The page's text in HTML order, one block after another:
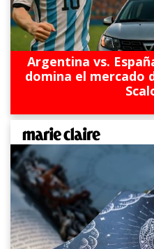
Argentina vs.
domina el mercado